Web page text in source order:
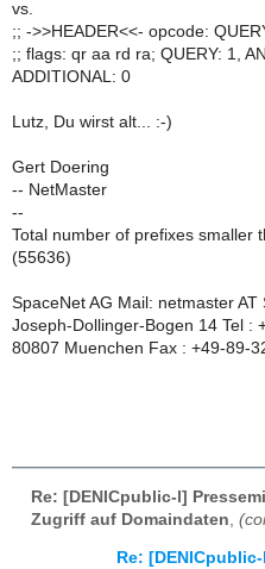
vs.
;; ->>HEADER<<- opcode:
;; flags: qr aa rd ra; QUERY: 1,
ADDITIONAL: 0
Lutz, Du wirst alt... :-)
Gert Doering
-- NetMaster
--
Total number of prefixes smaller
(55636)
SpaceNet AG Mail: netmaster AT
Joseph-Dollinger-Bogen 14 Tel :
80807 Muenchen Fax : +49-89-
Re: [DENICpublic-l]
Zugriff auf Domaindaten
Re: